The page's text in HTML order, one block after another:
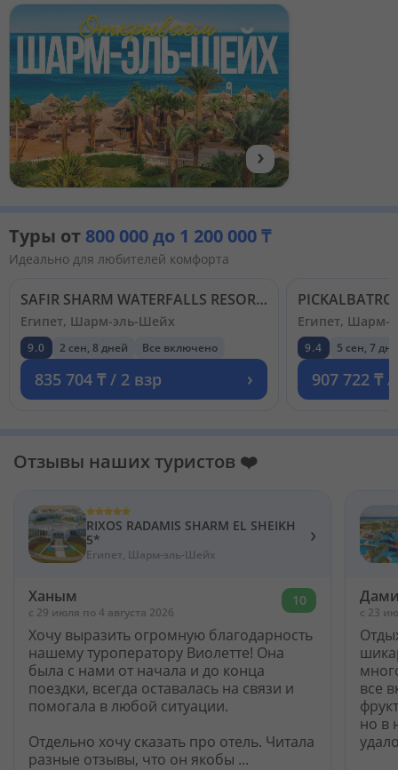
›
Туры от 800 000 до 1 200 000 ₸
Идеально для любителей комфорта
SAFIR SHARM WATERFALLS RESORT (EX. HILTON WATERFALLS) 5*
Египет, Шарм-эль-Шейх
9.0 2 сен, 8 дней Все включено
835 704 ₸ / 2 взр ›
Египет, Шарм-
9.4 5 сен, 7
907 722 ₸
Отзывы наших туристов ❤️
RIXOS RADAMIS SHARM EL SHEIKH
5*
Египет, Шарм-эль-Шейх
›
Ханым
c 29 июля по 4 августа 2026
10
Хочу выразить огромную благодарность
нашему туроператору Виолетте! Она
была с нами от начала и до конца
поездки, всегда оставалась на связи и
помогала в любой ситуации.
Отдельно хочу сказать про отель. Читала
разные отзывы, что он якобы ...
c 23
все
но в